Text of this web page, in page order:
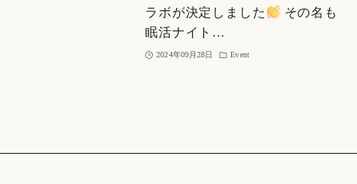
ラボが決定しました
その名も
眠活ナイト…
2024年09月28日 Event